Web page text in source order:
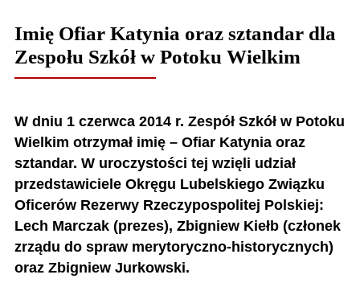
Imię Ofiar Katynia oraz sztandar dla
Zespołu Szkół w Potoku Wielkim
W dniu 1 czerwca 2014 r. Zespół Szkół w Potoku
Wielkim otrzymał imię – Ofiar Katynia oraz
sztandar. W uroczystości tej wzięli udział
przedstawiciele Okręgu Lubelskiego Związku
Oficerów Rezerwy Rzeczypospolitej Polskiej:
Lech Marczak (prezes), Zbigniew Kiełb (członek
zrządu do spraw merytoryczno-historycznych)
oraz Zbigniew Jurkowski.